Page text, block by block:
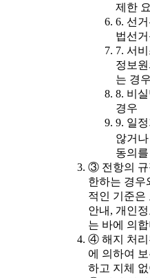
제한
6. 선
법선
7. 서
정보
는 경우
8. 비
경우
9. 일
않거
동의
③ 전항의 규
한하는 경우
적인 기준은
안내, 개인
는 바에 의
④ 해지 처리
에 의하여
하고 지체